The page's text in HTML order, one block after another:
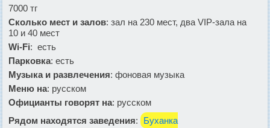
7000 тг
Сколько мест и залов: зал на 230 мест, два VIP-зала на
10 и 40 мест
Wi-Fi: есть
Парковка: есть
Музыка и развлечения: фоновая музыка
Меню на: русском
Официанты говорят на: русском
Рядом находятся заведения:
Буханка